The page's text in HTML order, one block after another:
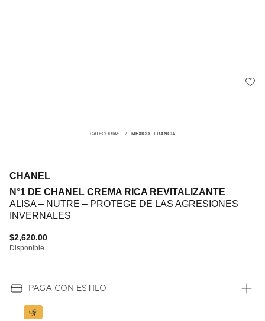
CATEGORIAS MÉXICO - FRANCIA
CHANEL
N°1 DE CHANEL CREMA RICA REVITALIZANTE
ALISA – NUTRE – PROTEGE DE LAS AGRESIONES
INVERNALES
$2,620.00
Disponible
PAGA CON ESTILO